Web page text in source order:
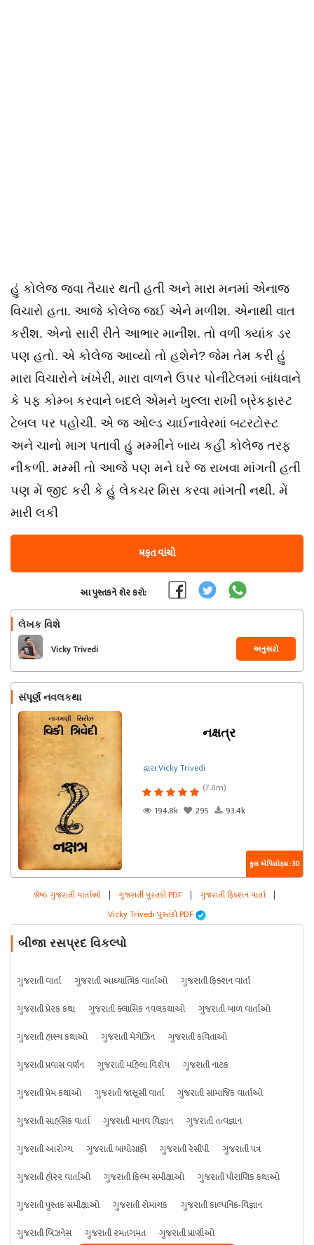
હું કોલેજ જવા તૈયાર થતી હતી અને મારા મનમાં એનાજ
વિચારો હતા. આજે કોલેજ જઈ એને મળીશ. એનાથી વાત
કરીશ. એનો સારી રીતે આભાર માનીશ. તો વળી ક્યાંક ડર
પણ હતો. એ કોલેજ આવ્યો તો હશેને? જેમ તેમ કરી હું
મારા વિચારોને ખંખેરી, મારા વાળને ઉપર પોનીટેલમાં બાંધવાને
કે પફ કોમ્બ કરવાને બદલે એમને ખુલ્લા રાખી બ્રેકફાસ્ટ
ટેબલ પર પહોચી. એ જ ઓલ્ડ ચાઈનાવેરમાં બટરટોસ્ટ
અને ચાનો માગ પતાવી હું મમ્મીને બાય કહી કોલેજ તરફ
નીકળી. મમ્મી તો આજે પણ મને ઘરે જ રાખવા માંગતી હતી
પણ મેં જીદ કરી કે હું લેકચર મિસ કરવા માંગતી નથી. મેં
મારી લકી
મફત વાંચો
આ પુસ્તકને શેર કરો:
લેખક વિશે
Vicky Trivedi અનુસરો
સંપૂર્ણ નવલકથા
નક્ષત્ર
દ્વારા Vicky Trivedi
(7.8m)
194.8k
295 93.4k
કુલ એપિસોડ્સ : 30
શ્રેષ્ઠ ગુજરાતી વાર્તાઓ | ગુજરાતી પુસ્તકો PDF | ગુજરાતી ફિક્શન વાર્તા |
Vicky Trivedi પુસ્તકો PDF
બીજા રસપ્રદ વિકલ્પો
ગુજરાતી વાર્તા ગુજરાતી આધ્યાત્મિક વાર્તાઓ
ગુજરાતી ફિક્શન વાર્તા
ગુજરાતી પ્રેરક કથા
ગુજરાતી ક્લાસિક નવલકથાઓ
ગુજરાતી બાળ વાર્તાઓ
ગુજરાતી હાસ્ય કથાઓ
ગુજરાતી મેગેઝિન
ગુજરાતી કવિતાઓ
ગુજરાતી પ્રવાસ વર્ણન
ગુજરાતી મહિલા વિશેષ
ગુજરાતી નાટક
ગુજરાતી પ્રેમ કથાઓ
ગુજરાતી જાસૂસી વાર્તા
ગુજરાતી સામાજિક વાર્તાઓ
ગુજરાતી સાહસિક વાર્તા
ગુજરાતી માનવ વિજ્ઞાન
ગુજરાતી તત્વજ્ઞાન
ગુજરાતી આરોગ્ય
ગુજરાતી બાયોગ્રાફી ગુજરાતી રેસીપી
ગુજરાતી પત્ર
ગુજરાતી હૉરર વાર્તાઓ
ગુજરાતી ફિલ્મ સમીક્ષાઓ
ગુજરાતી પૌરાણિક કથાઓ
ગુજરાતી પુસ્તક સમીક્ષાઓ
ગુજરાતી રોમાંચક
ગુજરાતી કાલ્પનિક-વિજ્ઞાન
ગુજરાતી બિઝનેસ
ગુજરાતી રમતગમત ગુજરાતી પ્રાણીઓ